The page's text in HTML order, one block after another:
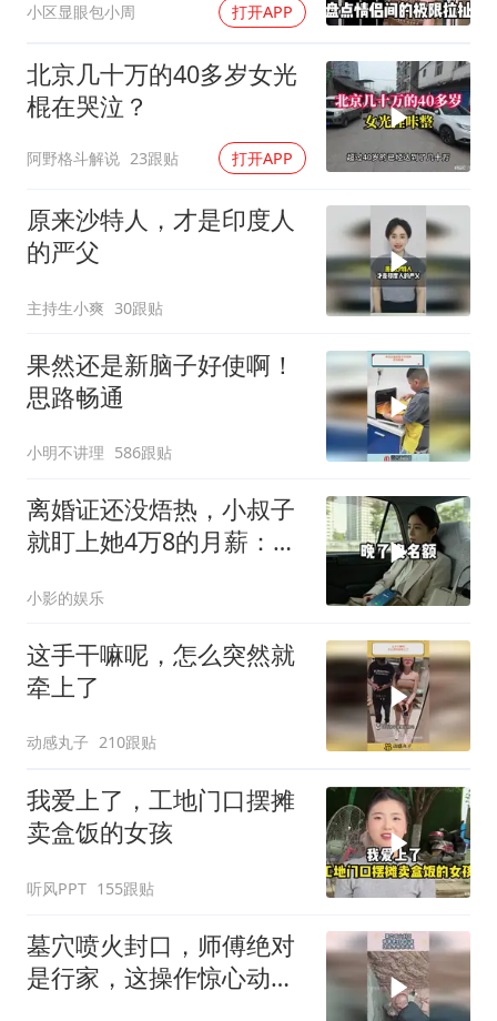
小区显眼包小周 打开APP
北京几十万的40多岁女光
棍在哭泣？
阿野格斗解说 23跟贴 打开APP
原来沙特人，才是印度人
的严父
主持生小爽 30跟贴
果然还是新脑子好使啊！
思路畅通
小明不讲理 586跟贴
离婚证还没焐热，小叔子
就盯上她4万8的月薪：转
小影的娱乐
这手干嘛呢，怎么突然就
牵上了
动感丸子 210跟贴
我爱上了，工地门口摆摊
卖盒饭的女孩
听风PPT 155跟贴
墓穴喷火封口，师傅绝对
是行家，这操作惊心动